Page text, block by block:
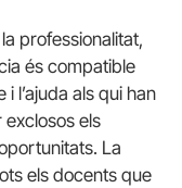
professionalitat,
és compatible
l’ajuda als qui han
exclosos els
La
els docents que